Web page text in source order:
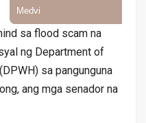
sa flood scam na
ng Department of
sa pangunguna
ang mga senador na